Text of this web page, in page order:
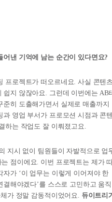
낸 기억에 남는 순간이 있다면요?
프로젝트가 떠오르네요. 사실 콘텐
쉽지 않잖아요. 그런데 이번에는 AB
준히 도출해가면서 실제로 매출까지
과 영업 부서가 프로모션 시점과 콘
하는 작업도 잘 이뤄졌고요.
지시 없이 팀원들이 자발적으로 업
점이에요. 이번 프로젝트는 제가
자가 ‘이 업무는 이렇게 이어져야 한
결해야겠다’를 스스로 고민하고 움직
가 정말 감동적이었어요. 듀이트리